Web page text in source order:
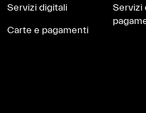
Servizi digitali
Carte e pagamenti
Servizi